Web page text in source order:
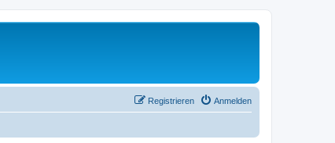
Anmelden
Registrieren